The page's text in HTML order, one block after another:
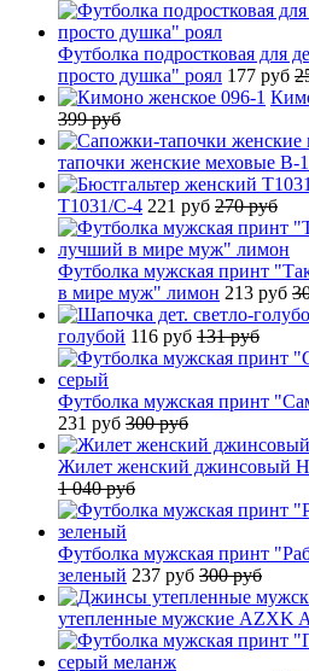
Футболка подростковая для
просто душка" роял 177 руб
399 руб
тапочки женские меховые B-
T1031/C-4 221 руб 270 руб
Футболка мужская принт
в мире муж" лимон 213 руб
голубой 116 руб 131 руб
Футболка мужская принт
231 руб 300 руб
Жилет женский джинсовый
1 040 руб
Футболка мужская принт
зеленый 237 руб 300 руб
утепленные мужские AZXK